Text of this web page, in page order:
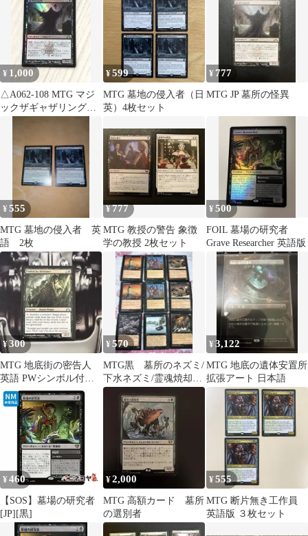
¥ 1,000
△A062-108 MTG マジ
ックザギャザリング
¥599
MTG 墓地の侵入者（日
英）4枚セット
¥ 777
MTG JP 墓所の怪異
¥555
MTG 墓地の侵入者 英
語 2枚
¥777
MTG 教授の警告 象徴
学の教授 2枚セット
¥500
FOIL 墓場の研究者
Grave Researcher 英語版
¥300
MTG 地底街の密告人
英語 PWシンボル付き
再販
¥570
MTG黒 墓所のネズミ/
下水ネズミ/霊魂焼却な
ど 9枚セット
¥3,122
MTG 地底の遺体安置所
拡張アート 日本語
¥ 460
【SOS】墓場の研究者
[JP][黒]
¥2,000
MTG 高額カード 墓所
の選別者
¥555
MTG 断片無き工作員
英語版 ３枚セット